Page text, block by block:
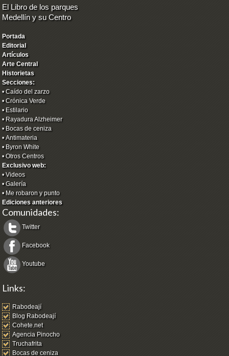
El Libro de los parques
Medellín y su Centro
Portada
Editorial
Artículos
Arte Central
Historietas
Secciones:
•Caído del zarzo
•Crónica Verde
• Estilario
• Rayadura Alzheimer
• Bocas de ceniza
•Antimateria
• Byron White
•Otros Centros
Exclusivo web:
•Videos
•Galería
• Me robaron y punto
Ediciones anteriores
Comunidades:
Twitter
Facebook
Youtube
Links:
Rabodeají
Blog Rabodeají
Cohete.net
Agencia Pinocho
Truchafrita
Bocas de ceniza